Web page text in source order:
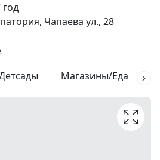
год
Чапаева ул., 28
Магазины/Еда